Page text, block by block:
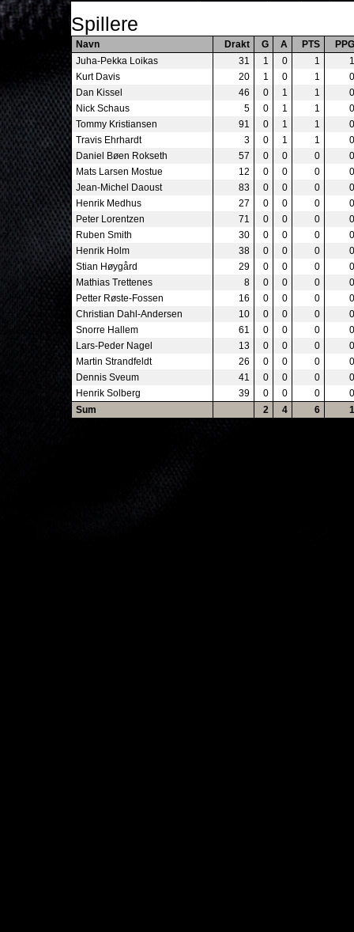
Spillere
Navn Drakt G A PTS
PPG
Juha-Pekka Loikas
31 1 0 1
1
Kurt Davis
20 1 0 1
0
Dan Kissel
46 0 1 1
0
Nick Schaus
5 0 1 1
0
Tommy Kristiansen
91 0 1 1
0
Travis Ehrhardt
3 0 1 1
0
Daniel Bøen Rokseth
57 0 0 0
0
Mats Larsen Mostue
12 0 0 0
0
Jean-Michel Daoust
83 0 0 0
0
Henrik Medhus
27 0 0 0
0
Peter Lorentzen
71 0 0 0
0
Ruben Smith
30 0 0 0
0
Henrik Holm
38 0 0 0
0
Stian Høygård
29 0 0 0
0
Mathias Trettenes
8 0 0 0
0
Petter Røste-Fossen
16 0 0 0
0
Christian Dahl-Andersen
10 0 0 0
0
Snorre Hallem
61 0 0 0
0
Lars-Peder Nagel
13 0 0 0
0
Martin Strandfeldt
26 0 0 0
0
Dennis Sveum
41 0 0 0
0
Henrik Solberg
39 0 0 0
0
Sum
2 4 6 1